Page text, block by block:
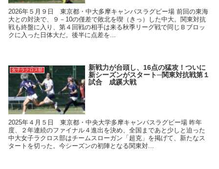
2026年５月９日 東京都・中大多摩キャンパスラグビー場 前回の東海
大との対決で、９－10の僅差で敗北を喫（きっ）した中大。関東対抗
戦も終盤に入り、第４回戦の相手は来る秋季リーグ戦で同じＢブロッ
クに入った日体大だ。後半に点差を...
女子ラクロス部
新戦力が台頭し、16点の猛攻！ついに
新シーズンがスタート─関東対抗戦第１
試合 成蹊大戦
2025年４月５日 東京都・中央大学多摩キャンパスラグビー場 昨年
度、２年連続のファイナル４進出を決め、全国まであと少しと迫った
中大女子ラクロス部はチームスローガン「超克」を掲げて、新たなス
タートを切った。今シーズンの初陣となる関東対...